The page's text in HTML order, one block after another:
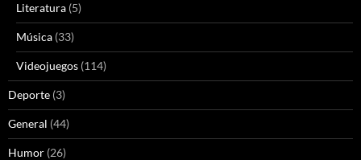
Literatura (5)
Música (33)
Videojuegos (114)
Deporte (3)
General (44)
Humor (26)